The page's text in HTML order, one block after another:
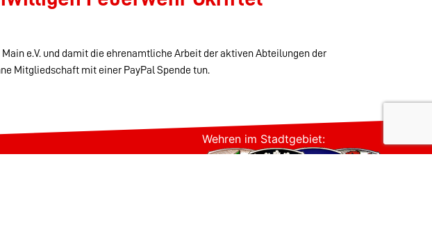
e.V. und damit die ehrenamtliche Arbeit der aktiven Abteilungen der
Mitgliedschaft mit einer PayPal Spende tun.
Wehren im Stadtgebiet: